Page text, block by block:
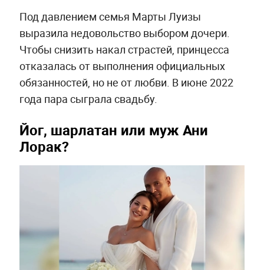
Под давлением семья Марты Луизы
выразила недовольство выбором дочери.
Чтобы снизить накал страстей, принцесса
отказалась от выполнения официальных
обязанностей, но не от любви. В июне 2022
года пара сыграла свадьбу.
Йог, шарлатан или муж Ани
Лорак?